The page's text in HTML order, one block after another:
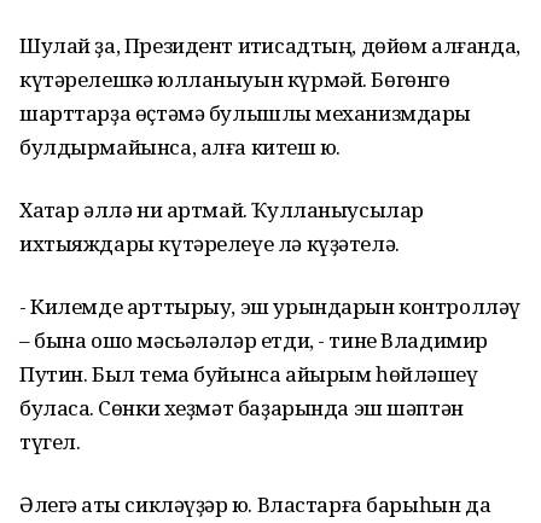
Шулай ҙа, Президент иҡтисадтың, дөйөм алғанда,
күтəрелешкə юлланыуын күрмəй. Бөгөнгө
шарттарҙа өҫтəмə булышлыҡ механизмдары
булдырмайынса, алға китеш юҡ.
Хаҡтар əллə ни артмай. Ҡулланыусылар
ихтыяждары күтəрелеүе лə күҙəтелə.
- Килемде арттырыу, эш урындарын контроллəү
– бына ошо мəсьəлəлəр етди, - тине Владимир
Путин. Был тема буйынса айырым һөйлəшеү
буласаҡ. Сөнки хеҙмəт баҙарында эш шəптəн
түгел.
Əлегə ҡаты сиклəүҙəр юҡ. Властарға барыһын да